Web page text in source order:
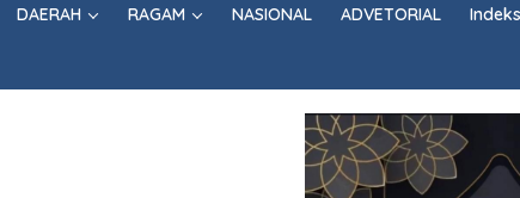
DAERAH RAGAM NASIONAL ADVETORIAL Indeks